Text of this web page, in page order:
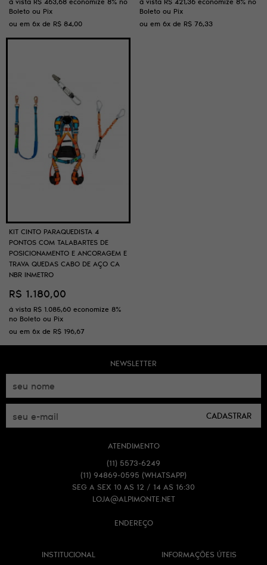
Boleto ou Pix
ou em 6x de R$ 84,00
Boleto ou Pix
ou em 6x de R$ 76,33
KIT CINTO PARAQUEDISTA 4
PONTOS COM TALABARTES DE
POSICIONAMENTO E ANCORAGEM E
TRAVA QUEDAS CABO DE AÇO CA
NBR INMETRO
R$ 1.180,00
à vista R$ 1.085,60 economize 8%
no Boleto ou Pix
ou em 6x de R$ 196,67
NEWSLETTER
CADASTRAR
ATENDIMENTO
(11) 5573-6249
(11) 94869-0595 (WHATSAPP)
SEG A SEX 10 AS 12 / 14 AS 16:30
LOJA@ALPIMONTE.NET
ENDEREÇO
INSTITUCIONAL INFORMAÇÕES ÚTEIS